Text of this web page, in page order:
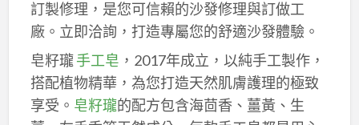
訂製修理，是您可信賴的沙發修理與訂做工
廠。立即洽詢，打造專屬您的舒適沙發體驗。
皂籽瓏手工皂 ，2017年成立，以純手工製作，
搭配植物精華，為您打造天然肌膚護理的極致
享受。 皂籽瓏的配方包含海茴香、薑黃、生